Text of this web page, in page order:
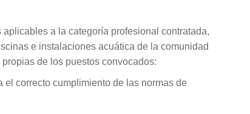
a la categoría profesional contratada,
e instalaciones acuática de la comunidad
de los puestos convocados:
correcto cumplimiento de las normas de